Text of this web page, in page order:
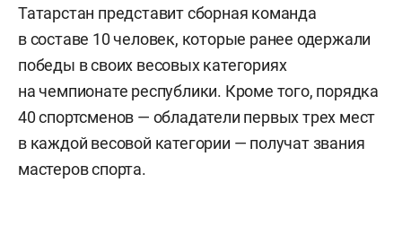
Татарстан представит сборная команда
в составе 10 человек, которые ранее одержали
победы в своих весовых категориях
на чемпионате республики. Кроме того, порядка
40 спортсменов — обладатели первых трех мест
в каждой весовой категории — получат звания
мастеров спорта.